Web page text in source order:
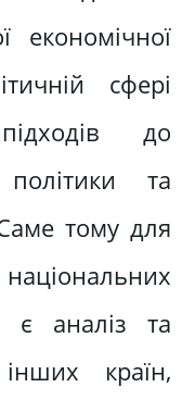
економічної
сфері
до
політики та
тому для
є аналіз та
країн,